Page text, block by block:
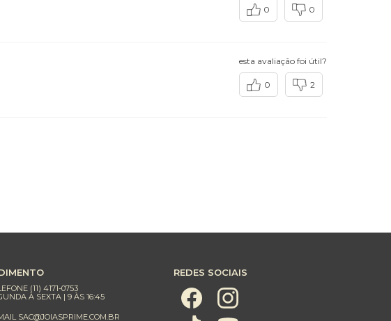
0 0
esta avaliação foi útil?
0 2
(11) 4171-0753
À SEXTA | 9 ÀS 16:45
SAC@JOIASPRIME.COM.BR
REDES SOCIAIS